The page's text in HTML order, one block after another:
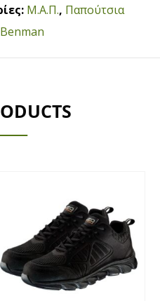
Μ.Α.Π., Παπούτσια
Benman